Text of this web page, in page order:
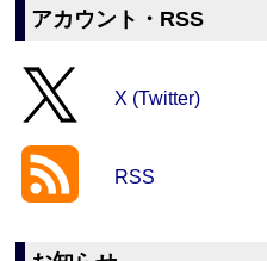
アカウント・RSS
X (Twitter)
RSS